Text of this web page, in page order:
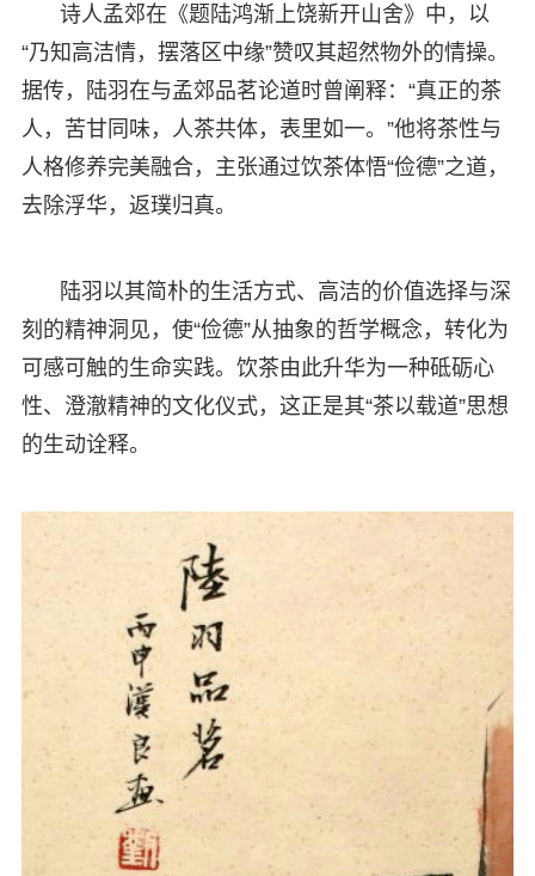
诗人孟郊在《题陆鸿渐上饶新开山舍》中，以
“乃知高洁情，摆落区中缘”赞叹其超然物外的情操。
据传，陆羽在与孟郊品茗论道时曾阐释：“真正的茶
人，苦甘同味，人茶共体，表里如一。”他将茶性与
人格修养完美融合，主张通过饮茶体悟“俭德”之道，
去除浮华，返璞归真。
陆羽以其简朴的生活方式、高洁的价值选择与深
刻的精神洞见，使“俭德”从抽象的哲学概念，转化为
可感可触的生命实践。饮茶由此升华为一种砥砺心
性、澄澈精神的文化仪式，这正是其“茶以载道”思想
的生动诠释。